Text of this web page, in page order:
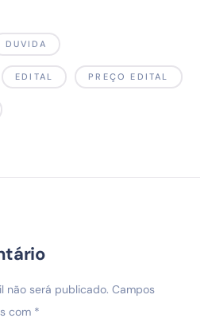
DUVIDA
EDITAL PREÇO EDITAL
não será publicado. Campos
com *